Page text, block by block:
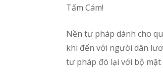
Tấm Cám!
Nền tư pháp dành cho
khi đến với người dân
tư pháp đó lại với bộ